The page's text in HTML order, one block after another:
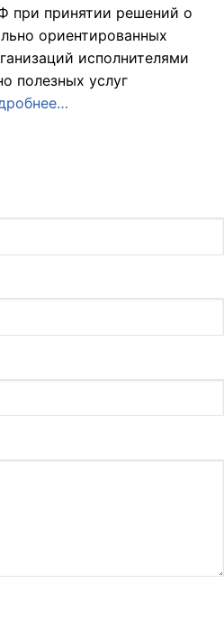
при принятии решений о
ориентированных
исполнителями
полезных услуг